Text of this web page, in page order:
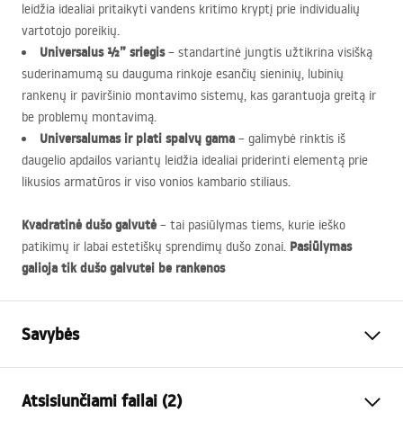
leidžia idealiai pritaikyti vandens kritimo kryptį prie individualių
vartotojo poreikių.
Universalus ½” sriegis– standartinė jungtis užtikrina visišką
suderinamumą su dauguma rinkoje esančių sieninių, lubinių
rankenų ir paviršinio montavimo sistemų, kas garantuoja greitą ir
be problemų montavimą.
Universalumas ir plati spalvų gama – galimybė rinktis iš
daugelio apdailos variantų leidžia idealiai priderinti elementą prie
likusios armatūros ir viso vonios kambario stiliaus.
Kvadratinė dušo galvutė – tai pasiūlymas tiems, kurie ieško
patikimų ir labai estetiškų sprendimų dušo zonai. Pasiūlymas
galioja tik dušo galvutei be rankenos
Savybės
Medžiaga
Atsisiunčiami failai (2)